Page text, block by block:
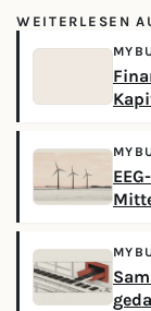
WEITERLESEN